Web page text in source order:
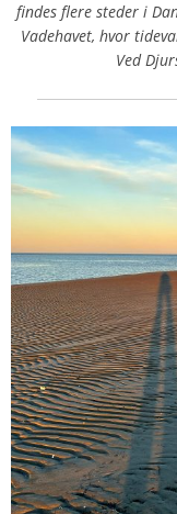
findes flere steder i
Vadehavet, hvor
Ved